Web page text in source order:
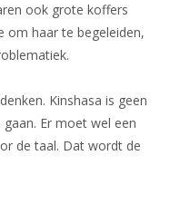
ook grote koffers
om haar te begeleiden,
Kinshasa is geen
gaan. Er moet wel een
de taal. Dat wordt de